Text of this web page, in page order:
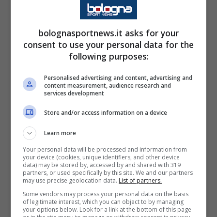
sportive e nella gestione dello spogliatoio.
parlare la lingua della Juventus come pochi
La sensazione, però, è che il club abbia
dell’ultima stagione. Non gli arbitri, non gli
episodi, non la pressione. Ma l’atteggiamento
mostrato nei momenti decisivi contro Lecce,
Verona, Torino, Sassuolo e Fiorentina. Gare in
cui la Juve ha perso punti pesantissimi senza
riuscire mai davvero a reagire.
bolognasportnews.it asks for your
consent to use your personal data for the
following purposes:
Personalised advertising and content, advertising and
content measurement, audience research and
services development
Store and/or access information on a device
Learn more
Your personal data will be processed and information from
your device (cookies, unique identifiers, and other device
data) may be stored by, accessed by and shared with 319
partners, or used specifically by this site. We and our partners
may use precise geolocation data. List of partners.
Some vendors may process your personal data on the basis
of legitimate interest, which you can object to by managing
your options below. Look for a link at the bottom of this page